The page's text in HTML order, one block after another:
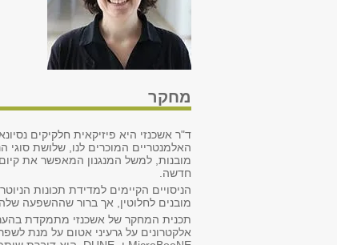
מחקר
ד"ר אשכנזי היא פיזיקאית חלקיקים
האלמנטריים המוכרים לנו, שלושת סוגי
מובנות, למשל המנגנון המאפשר את
חדשה.
הניסויים הקיימים למדידת תכונות
מובנים לחלוטין, אך ברור שההשפעה
תכנית המחקר של אשכנזי מתמקדת